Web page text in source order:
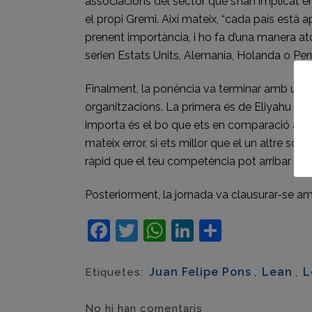
el propi Gremi. Així mateix, “cada país està
prenent importància, i ho fa d’una manera
serien Estats Units, Alemania, Holanda o
Finalment, la ponència va terminar amb
organitzacions. La primera és de Eliyahu M.
importa és el bo que ets en comparació
mateix error, si ets millor que el un altre
ràpid que el teu competència pot arribar a
Posteriorment, la jornada va clausurar-se
Facebook
Twitter
WhatsApp
LinkedIn
Etiquetes: Juan Felipe Pons Lean
No hi han comentaris